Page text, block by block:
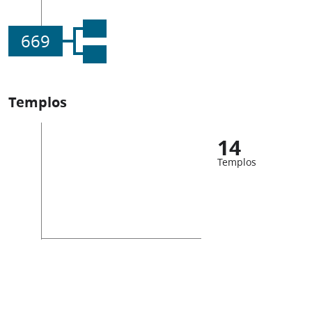
669
Templos
14
Templos